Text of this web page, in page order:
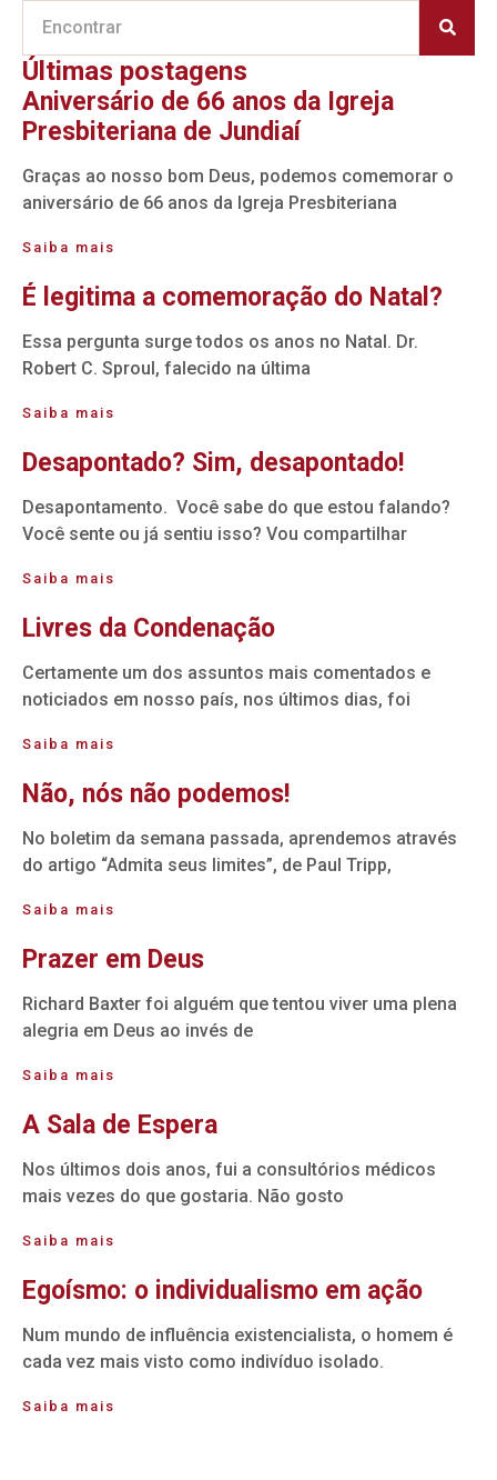
Últimas postagens
Aniversário de 66 anos da Igreja
Presbiteriana de Jundiaí
Graças ao nosso bom Deus, podemos comemorar o
aniversário de 66 anos da Igreja Presbiteriana
Saiba mais
É legitima a comemoração do Natal?
Essa pergunta surge todos os anos no Natal. Dr.
Robert C. Sproul, falecido na última
Saiba mais
Desapontado? Sim, desapontado!
Desapontamento. Você sabe do que estou falando?
Você sente ou já sentiu isso? Vou compartilhar
Saiba mais
Livres da Condenação
Certamente um dos assuntos mais comentados e
noticiados em nosso país, nos últimos dias, foi
Saiba mais
Não, nós não podemos!
No boletim da semana passada, aprendemos através
do artigo “Admita seus limites”, de Paul Tripp,
Saiba mais
Prazer em Deus
Richard Baxter foi alguém que tentou viver uma plena
alegria em Deus ao invés de
Saiba mais
A Sala de Espera
Nos últimos dois anos, fui a consultórios médicos
mais vezes do que gostaria. Não gosto
Saiba mais
Egoísmo: o individualismo em ação
Num mundo de influência existencialista, o homem é
cada vez mais visto como indivíduo isolado.
Saiba mais